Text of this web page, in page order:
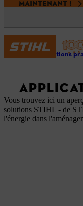
MAINTENANT !
Informations
Vous trouvez ici un
solutions STIHL - de
l'énergie dans